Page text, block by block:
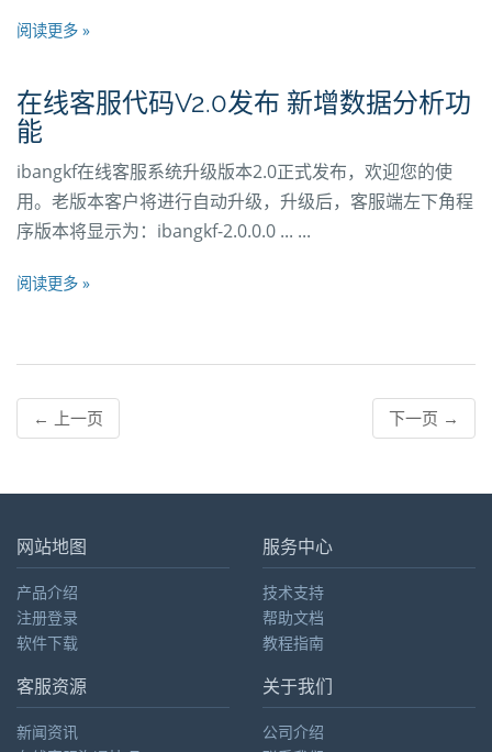
阅读更多 »
在线客服代码V2.0发布 新增数据分析功
能
ibangkf在线客服系统升级版本2.0正式发布，欢迎您的使
用。老版本客户将进行自动升级，升级后，客服端左下角程
序版本将显示为：ibangkf-2.0.0.0 ... ...
阅读更多 »
← 上一页 下一页 →
网站地图
产品介绍
注册登录
软件下载
服务中心
技术支持
帮助文档
教程指南
客服资源
新闻资讯
关于我们
公司介绍